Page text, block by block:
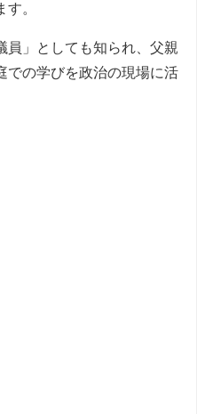
。
員」としても知られ、父親
での学びを政治の現場に活